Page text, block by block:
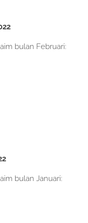
bulan Februari:
bulan Januari: